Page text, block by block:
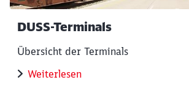
DUSS-Terminals
Übersicht der Terminals
Weiterlesen